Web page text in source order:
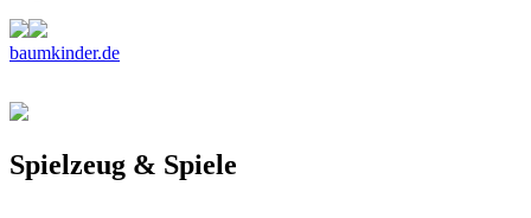
baumkinder.de
Spielzeug & Spiele